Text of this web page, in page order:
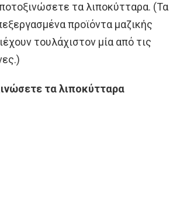
τα λιποκύτταρα. (Τα
προϊόντα μαζικής
τουλάχιστον μία από τις
τα λιποκύτταρα